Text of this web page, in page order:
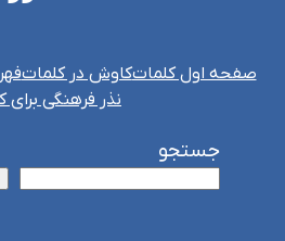
صفحه اول کلماتکاوش در کلمات
نذر فرهنگی برای
جستجو